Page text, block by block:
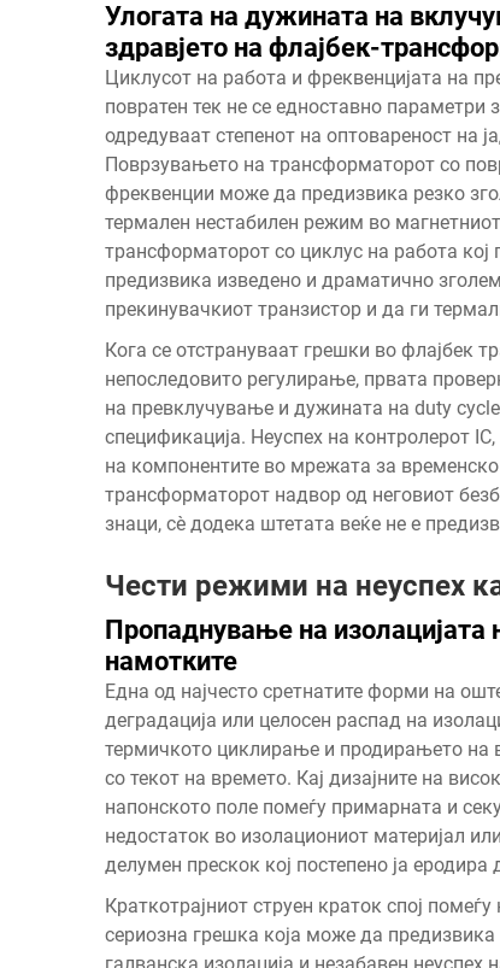
Улогата на дужината на
здравјето на флајбек-
Циклусот на работа и фреквенцијата на
повратен тек не се едноставно
одредуваат степенот на оптовареност на
Поврзувањето на трансформаторот со
фреквенции може да предизвика резко
термален нестабилен режим во
трансформаторот со циклус на работа кој
предизвика изведено и драматично
прекинувачкиот транзистор и да ги
Кога се отстрануваат грешки во флајбек
непоследовито регулирање, првата
на превклучување и дужината на duty
спецификација. Неуспех на контролерот
на компонентите во мрежата за
трансформаторот надвор од неговиот
знаци, сè додека штетата веќе не е
Чести режими на неуспех
Пропаднување на изолацијата
намотките
Една од најчесто сретнатите форми на
деградација или целосен распад на
термичкото циклирање и продирањето на
со текот на времето. Кај дизајните на
напонското поле помеѓу примарната и
недостаток во изолациониот материјал
делумен прескок кој постепено ја еродира
Краткотрајниот струен краток спој
сериозна грешка која може да